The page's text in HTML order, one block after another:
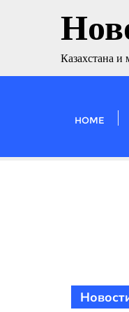
Казахстана и
HOME